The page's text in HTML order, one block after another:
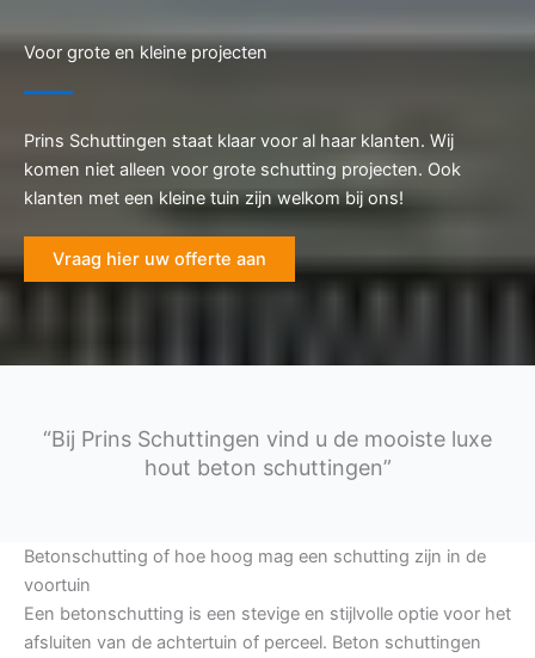
Voor grote en kleine projecten
Prins Schuttingen staat klaar voor al haar klanten. Wij
komen niet alleen voor grote schutting projecten. Ook
klanten met een kleine tuin zijn welkom bij ons!
Vraag hier uw offerte aan
“Bij Prins Schuttingen vind u de mooiste luxe
hout beton schuttingen”
Betonschutting of hoe hoog mag een schutting zijn in de
voortuin
Een betonschutting is een stevige en stijlvolle optie voor het
afsluiten van de achtertuin of perceel. Beton schuttingen